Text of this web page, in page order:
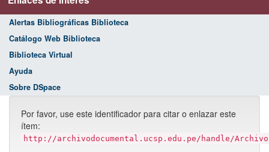
Alertas Bibliográficas Biblioteca
Catálogo Web Biblioteca
Biblioteca Virtual
Ayuda
Sobre DSpace
Por favor, use este identificador para citar o enlazar este
ítem:
http://archivodocumental.ucsp.edu.pe/handle/